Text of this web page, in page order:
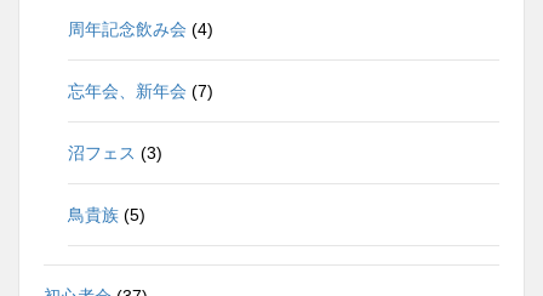
周年記念飲み会 (4)
忘年会、新年会 (7)
沼フェス (3)
鳥貴族 (5)